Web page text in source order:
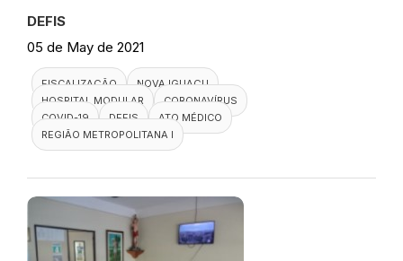
DEFIS
05 de May de 2021
FISCALIZAÇÃO
NOVA IGUAÇU
HOSPITAL MODULAR
CORONAVÍRUS
COVID-19
DEFIS
ATO MÉDICO
REGIÃO METROPOLITANA I